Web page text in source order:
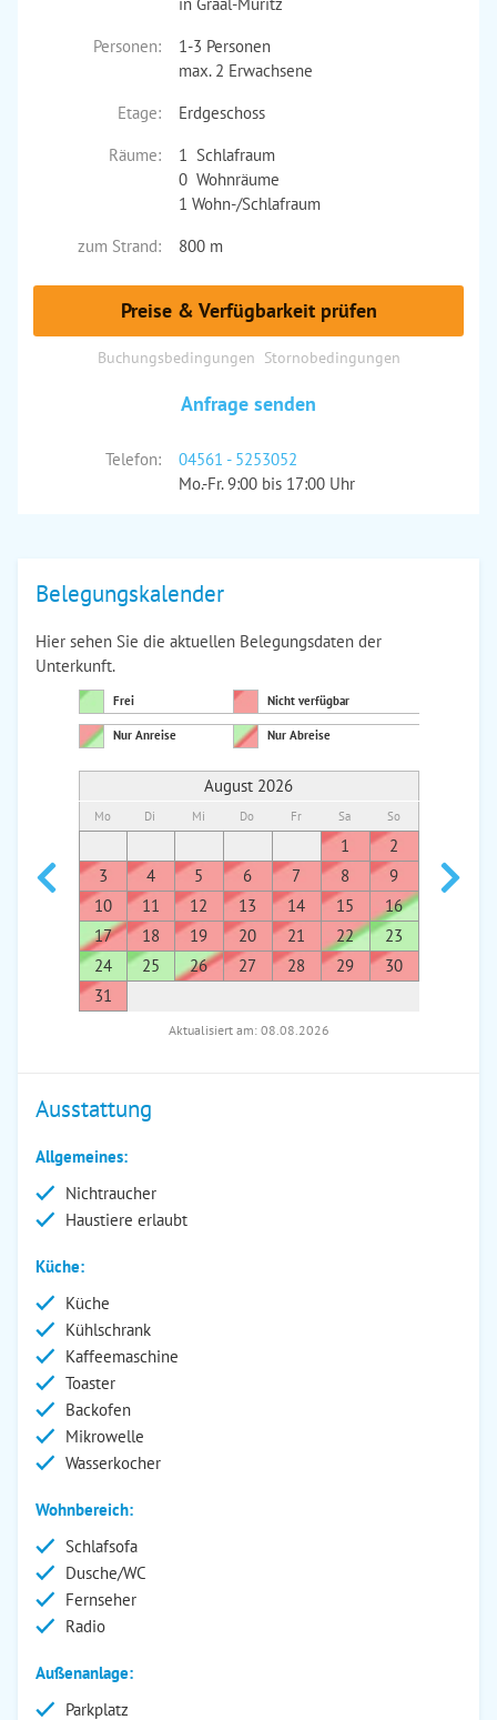
Personen:
1-3 Personen
max. 2 Erwachsene
Etage:
Erdgeschoss
Räume:
1 Schlafraum
0 Wohnräume
1 Wohn-/Schlafraum
zum Strand:
800 m
Preise & Verfügbarkeit prüfen
Buchungsbedingungen Stornobedingungen
Anfrage senden
Telefon:
04561 - 5253052
Mo.-Fr. 9:00 bis 17:00 Uhr
Belegungskalender
Hier sehen Sie die aktuellen Belegungsdaten der
Unterkunft.
Frei Nicht verfügbar
Nur Anreise Nur Abreise
August 2026
Mo Di Mi Do Fr Sa So
1
2
3
4 5 6 7 8
9
10
11 12 13 14 15
16
17
18 19 20 21 22
23
24
25 26 27 28 29
30
31
7
Aktualisiert am: 08.08.2026
Ausstattung
Allgemeines:
Nichtraucher
Haustiere erlaubt
Küche:
Küche
Kühlschrank
Kaffeemaschine
Toaster
Backofen
Mikrowelle
Wasserkocher
Wohnbereich:
Schlafsofa
Dusche/WC
Fernseher
Radio
Außenanlage:
Parkplatz